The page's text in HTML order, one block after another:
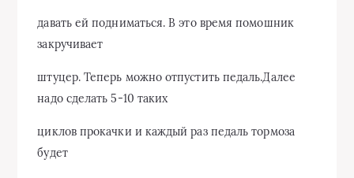
давать ей подниматься. В это время помошник
закручивает
штуцер. Теперь можно отпустить педаль.Далее
надо сделать 5-10 таких
циклов прокачки и каждый раз педаль тормоза
будет